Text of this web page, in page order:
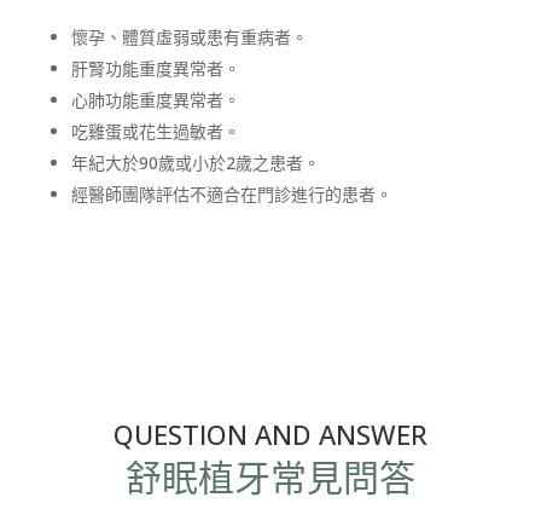
懷孕、體質虛弱或患有重病者。
肝腎功能重度異常者。
心肺功能重度異常者。
吃雞蛋或花生過敏者。
年紀大於90歲或小於2歲之患者。
經醫師團隊評估不適合在門診進行的患者。
QUESTION AND ANSWER
舒眠植牙常見問答